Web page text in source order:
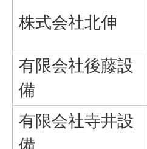
株式会社北伸
有限会社後藤設
備
有限会社寺井設
備